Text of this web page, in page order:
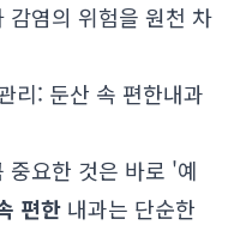
감염의 위험을 원천 차
리: 둔산 속 편한내과
중요한 것은 바로 '예
편한 내과는 단순한